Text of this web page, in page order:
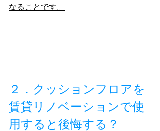
なることです。
２．クッションフロアを
賃貸リノベーションで使
用すると後悔する？